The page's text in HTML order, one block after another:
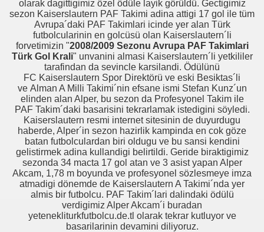
olarak dagittigimiz özel ödüle layik görüldü. Gectigimiz
sezon Kaiserslautern PAF Takimi adina attigi 17 gol ile tüm
Avrupa´daki PAF Takimlari icinde yer alan Türk
futbolcularinin en golcüsü olan Kaiserslautern´li
forvetimizin "2008/2009 Sezonu Avrupa PAF Takimlari
Türk Gol Krali" unvanini almasi Kaiserslautern´li yetkililer
tarafindan da sevincle karsilandi. Ödülünü
FC Kaiserslautern Spor Direktörü ve eski Besiktas´li
ve Alman A Milli Takimi´nin efsane ismi Stefan Kunz´un
elinden alan Alper, bu sezon da Profesyonel Takim ile
PAF Takim´daki basarisini tekrarlamak istedigini söyledi.
Kaiserslautern resmi internet sitesinin de duyurdugu
haberde, Alper´in sezon hazirlik kampinda en cok göze
batan futbolculardan biri oldugu ve bu sansi kendini
gelistirmek adina kullandigi belirtildi. Geride biraktigimiz
sezonda 34 macta 17 gol atan ve 3 asist yapan Alper
Akcam, 1,78 m boyunda ve profesyonel sözlesmeye imza
atmadigi dönemde de Kaiserslautern A Takimi´nda yer
almis bir futbolcu. PAF Takim´lari dalindaki ödülü
verdigimiz Alper Akcam´i buradan
yetenekliturkfutbolcu.de.tl olarak tekrar kutluyor ve
basarilarinin devamini diliyoruz.